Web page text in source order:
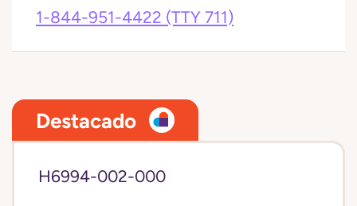
1-844-951-4422 (TTY 711)
Destacado
H6994-002-000